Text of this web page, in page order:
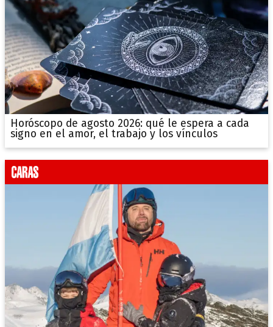
Horóscopo de agosto 2026: qué le espera a cada
signo en el amor, el trabajo y los vínculos